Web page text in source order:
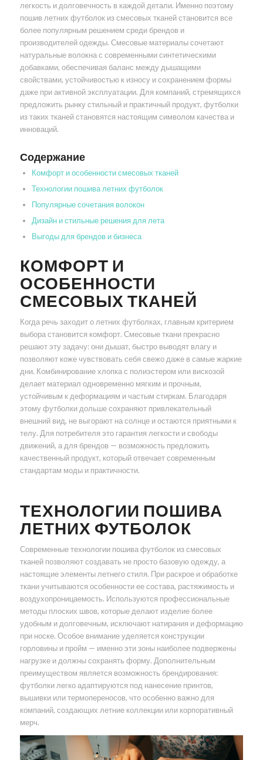
легкость и долговечность в каждой детали. Именно поэтому
пошив летних футболок из смесовых тканей становится все
более популярным решением среди брендов и
производителей одежды. Смесовые материалы сочетают
натуральные волокна с современными синтетическими
добавками, обеспечивая баланс между дышащими
свойствами, устойчивостью к износу и сохранением формы
даже при активной эксплуатации. Для компаний, стремящихся
предложить рынку стильный и практичный продукт, футболки
из таких тканей становятся настоящим символом качества и
инноваций.
Содержание
Комфорт и особенности смесовых тканей
Технологии пошива летних футболок
Популярные сочетания волокон
Дизайн и стильные решения для лета
Выгоды для брендов и бизнеса
КОМФОРТ И
ОСОБЕННОСТИ
СМЕСОВЫХ ТКАНЕЙ
Когда речь заходит о летних футболках, главным критерием
выбора становится комфорт. Смесовые ткани прекрасно
решают эту задачу: они дышат, быстро выводят влагу и
позволяют коже чувствовать себя свежо даже в самые жаркие
дни. Комбинирование хлопка с полиэстером или вискозой
делает материал одновременно мягким и прочным,
устойчивым к деформациям и частым стиркам. Благодаря
этому футболки дольше сохраняют привлекательный
внешний вид, не выгорают на солнце и остаются приятными к
телу. Для потребителя это гарантия легкости и свободы
движений, а для брендов — возможность предложить
качественный продукт, который отвечает современным
стандартам моды и практичности.
ТЕХНОЛОГИИ ПОШИВА
ЛЕТНИХ ФУТБОЛОК
Современные технологии пошива футболок из смесовых
тканей позволяют создавать не просто базовую одежду, а
настоящие элементы летнего стиля. При раскрое и обработке
ткани учитываются особенности ее состава, растяжимость и
воздухопроницаемость. Используются профессиональные
методы плоских швов, которые делают изделие более
удобным и долговечным, исключают натирания и деформацию
при носке. Особое внимание уделяется конструкции
горловины и пройм — именно эти зоны наиболее подвержены
нагрузке и должны сохранять форму. Дополнительным
преимуществом является возможность брендирования:
футболки легко адаптируются под нанесение принтов,
вышивки или термопереносов, что особенно важно для
компаний, создающих летние коллекции или корпоративный
мерч.